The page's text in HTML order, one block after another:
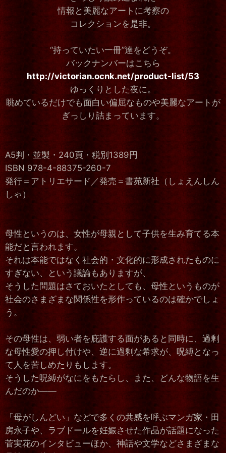
情報と美麗なアートに考察の
コレクションを是非。
“持っていたい一冊”達をどうぞ。
バックナンバーはこちら
http://victorian.ocnk.net/product-list/53
ゆっくりとした夜に。
眺めているだけでも面白い偏屈なものや美麗なアートが
ぎっしり詰まっています。
A5判・並製・240頁・税別1389円
ISBN 978-4-88375-260-7
発行＝アトリエサード／発売＝書苑新社（しょえんしん
しゃ）
母性というのは、女性が母親として子供を生み育てる本
能だと言われます。
それは本能ではなく社会的・文化的に形成されたものに
すぎない、という議論もありますが、
そうした問題はさておいたとしても、母性というものが
社会のさまざまな関係性を形作っているのは確かでしょ
う。
その母性は、弱い者を庇護する面があると同時に、過剰
な母性愛の押し付けや、逆に過剰な希求が、呪縛となっ
て人を苦しめたりもします。
そうした呪縛がなにをもたらし、また、どんな物語を生
んだのか――
「母がしんどい」などで多くの共感を呼ぶマンガ家・田
房永子や、ラブドールを妊娠させた作品が話題になった
菅実花のインタビューほか、神話や文学などさまざまな